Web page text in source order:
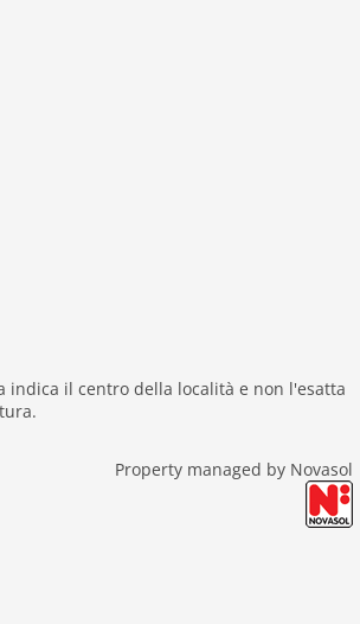
indica il centro della località e non l'esatta
Property managed by Novasol